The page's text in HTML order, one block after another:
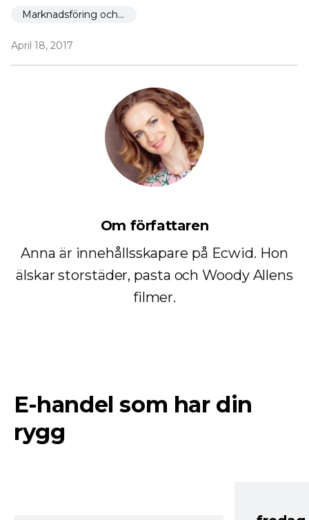
Marknadsföring och marknadsföring
April 18, 2017
Om författaren
Anna är innehållsskapare på Ecwid. Hon
älskar storstäder, pasta och Woody Allens
filmer.
E-handel som har din
rygg